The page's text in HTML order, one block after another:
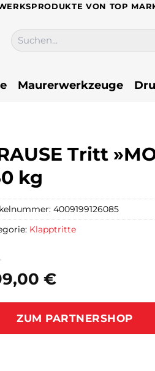
VON TOP
Suchen
nach:
Maurerwerkzeuge
Tritt
kg
€
ZUM PARTNERSHOP
4009199126085
Klapptritte